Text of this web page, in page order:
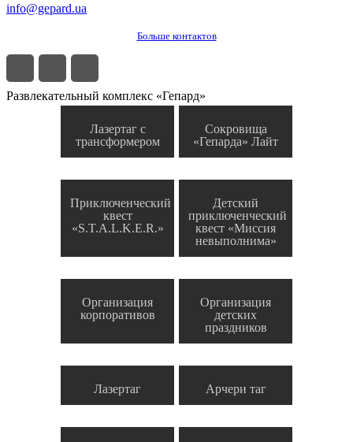
info@gepard.ua
Больше контактов
Развлекательный комплекс «Гепард»
Лазертаг с
трансформером
Сокровища
«Гепарда» Лайт
Приключенческий
квест
«S.T.A.L.K.E.R.»
Детский
приключенческий
квест «Миссия
невыполнима»
Организация
корпоративов
Организация
детских
праздников
Лазертаг Арчери таг